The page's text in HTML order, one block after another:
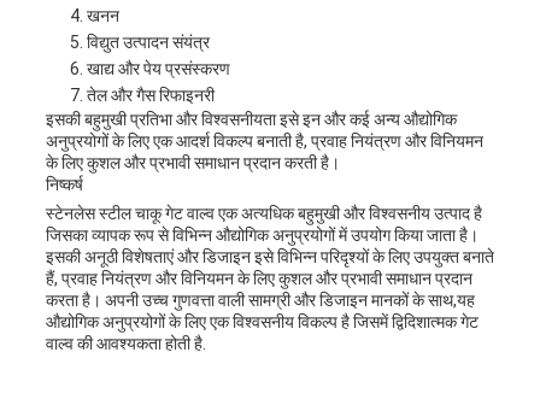
खनन
विद्युत उत्पादन संयंत्र
खाद्य और पेय प्रसंस्करण
तेल और गैस रिफाइनरी
इसकी बहुमुखी प्रतिभा और विश्वसनीयता इसे इन और कई अन्य औद्योगिक
अनुप्रयोगों के लिए एक आदर्श विकल्प बनाती है, प्रवाह नियंत्रण और विनियमन
के लिए कुशल और प्रभावी समाधान प्रदान करती है।
निष्कर्ष
स्टेनलेस स्टील चाकू गेट वाल्व एक अत्यधिक बहुमुखी और विश्वसनीय उत्पाद है
जिसका व्यापक रूप से विभिन्न औद्योगिक अनुप्रयोगों में उपयोग किया जाता है।
इसकी अनूठी विशेषताएं और डिजाइन इसे विभिन्न परिदृश्यों के लिए उपयुक्त बनाते
हैं, प्रवाह नियंत्रण और विनियमन के लिए कुशल और प्रभावी समाधान प्रदान
करता है। अपनी उच्च गुणवत्ता वाली सामग्री और डिजाइन मानकों के साथ,यह
औद्योगिक अनुप्रयोगों के लिए एक विश्वसनीय विकल्प है जिसमें द्विदिशात्मक गेट
वाल्व की आवश्यकता होती है.